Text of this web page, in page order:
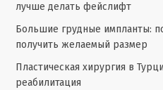
лучше делать фейслифт
Большие грудные импланты:
получить желаемый размер
Пластическая хирургия в
реабилитация